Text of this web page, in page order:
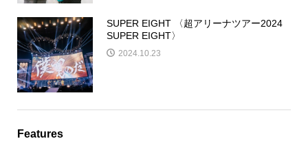
SUPER EIGHT 〈超アリーナツアー2024
SUPER EIGHT〉
2024.10.23
Features